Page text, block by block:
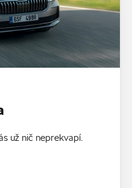
už nič neprekvapí.